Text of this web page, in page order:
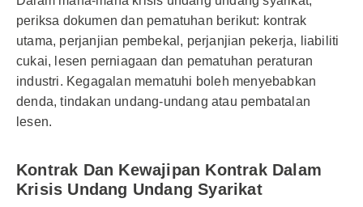
periksa dokumen dan pematuhan berikut: kontrak
utama, perjanjian pembekal, perjanjian pekerja, liabiliti
cukai, lesen perniagaan dan pematuhan peraturan
industri. Kegagalan mematuhi boleh menyebabkan
denda, tindakan undang-undang atau pembatalan
lesen.
Kontrak Dan Kewajipan Kontrak Dalam
Krisis Undang Undang Syarikat